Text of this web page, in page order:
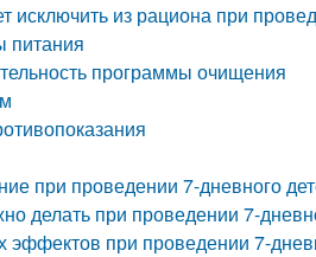
исключить из рациона при
питания
программы очищения
при проведении 7-дневного
делать при проведении 7-
эффектов при проведении 7-